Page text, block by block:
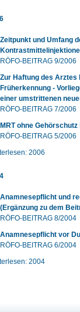
Zeitpunkt und Umfang
RÖFO-BEITRAG 9/2006
Zur Haftung des Arztes
Früherkennung -
einer umstrittenen
RÖFO-BEITRAG 7/2006
MRT ohne
RÖFO-BEITRAG 5/2006
2006
Anamnesepflicht und
(Ergänzung zu dem
RÖFO-BEITRAG 8/2004
Anamnesepflicht vor
RÖFO-BEITRAG 6/2004
2004